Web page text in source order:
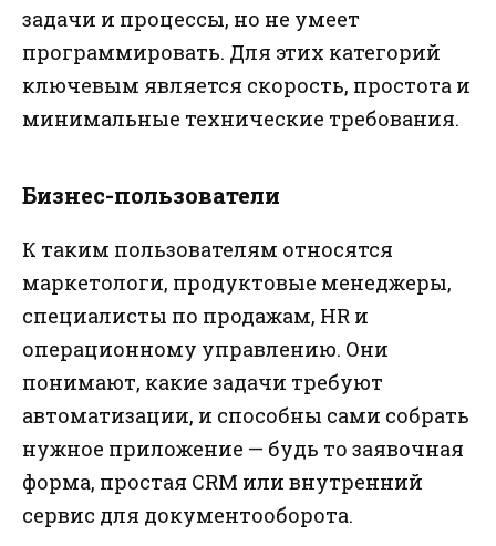
задачи и процессы, но не умеет
программировать. Для этих категорий
ключевым является скорость, простота и
минимальные технические требования.
Бизнес-пользователи
К таким пользователям относятся
маркетологи, продуктовые менеджеры,
специалисты по продажам, HR и
операционному управлению. Они
понимают, какие задачи требуют
автоматизации, и способны сами собрать
нужное приложение — будь то заявочная
форма, простая CRM или внутренний
сервис для документооборота.